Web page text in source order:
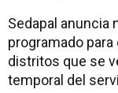
Sedapal anuncia
programado
distritos que se
temporal del